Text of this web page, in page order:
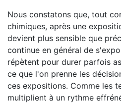
Nous constatons que, tout
chimiques, après une
devient plus sensible que
continue en général de
répètent pour durer parfois
ce que l'on prenne les
ces expositions. Comme les
multiplient à un rythme